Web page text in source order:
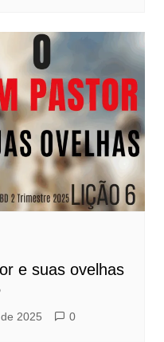
e suas ovelhas
2025 0